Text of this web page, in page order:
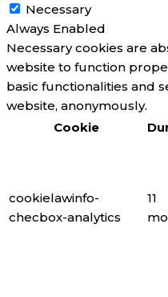
Necessary
Always Enabled
Necessary cookies are
website to function
basic functionalities and
website, anonymously.
Cookie
cookielawinfo-
checbox-analytics
11